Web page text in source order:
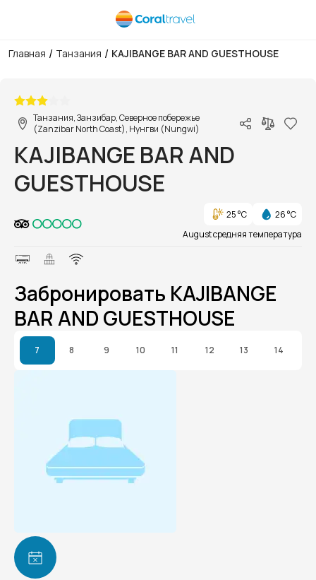
Главная / Танзания / KAJIBANGE BAR AND GUESTHOUSE
Танзания, Занзибар, Северное побережье
(Zanzibar North Coast), Нунгви (Nungwi)
KAJIBANGE BAR AND
GUESTHOUSE
25 °C
26 °C
August средняя температура
Забронировать KAJIBANGE
BAR AND GUESTHOUSE
7 8 9 10 11 12 13 14